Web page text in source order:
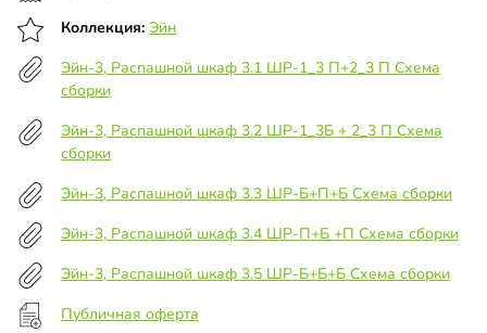
Коллекция: Эйн
Эйн-3, Распашной шкаф 3.1 ШР-1_3 П+2_3 П Схема
сборки
Эйн-3, Распашной шкаф 3.2 ШР-1_3Б + 2_3 П Схема
сборки
Эйн-3, Распашной шкаф 3.3 ШР-Б+П+Б Схема сборки
Эйн-3, Распашной шкаф 3.4 ШР-П+Б +П Схема сборки
Эйн-3, Распашной шкаф 3.5 ШР-Б+Б+Б Схема сборки
Публичная оферта